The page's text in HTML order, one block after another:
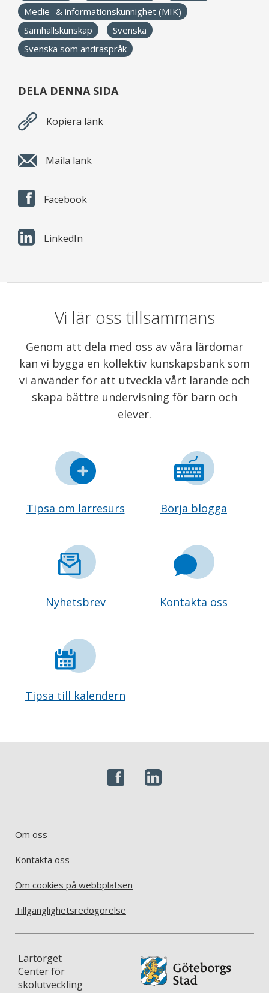
Medie- & informationskunnighet (MIK)
Samhällskunskap
Svenska
Svenska som andraspråk
DELA DENNA SIDA
Kopiera länk
Maila länk
Facebook
LinkedIn
Vi lär oss tillsammans
Genom att dela med oss av våra lärdomar
kan vi bygga en kollektiv kunskapsbank som
vi använder för att utveckla vårt lärande och
skapa bättre undervisning för barn och
elever.
Tipsa om lärresurs Börja blogga
Nyhetsbrev Kontakta oss
Tipsa till kalendern
Om oss
Kontakta oss
Om cookies på webbplatsen
Tillgänglighetsredogörelse
Lärtorget
Center för
skolutveckling